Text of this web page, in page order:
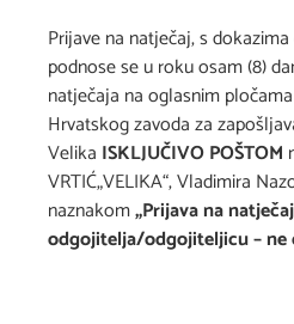
Prijave na natječaj, s
podnose se u roku osam (8)
natječaja na oglasnim
Hrvatskog zavoda za
Velika ISKLJUČIVO POŠTOM
VRTIĆ„VELIKA“, Vladimira
naznakom„Prijava na
odgojitelja/odgojiteljicu – ne